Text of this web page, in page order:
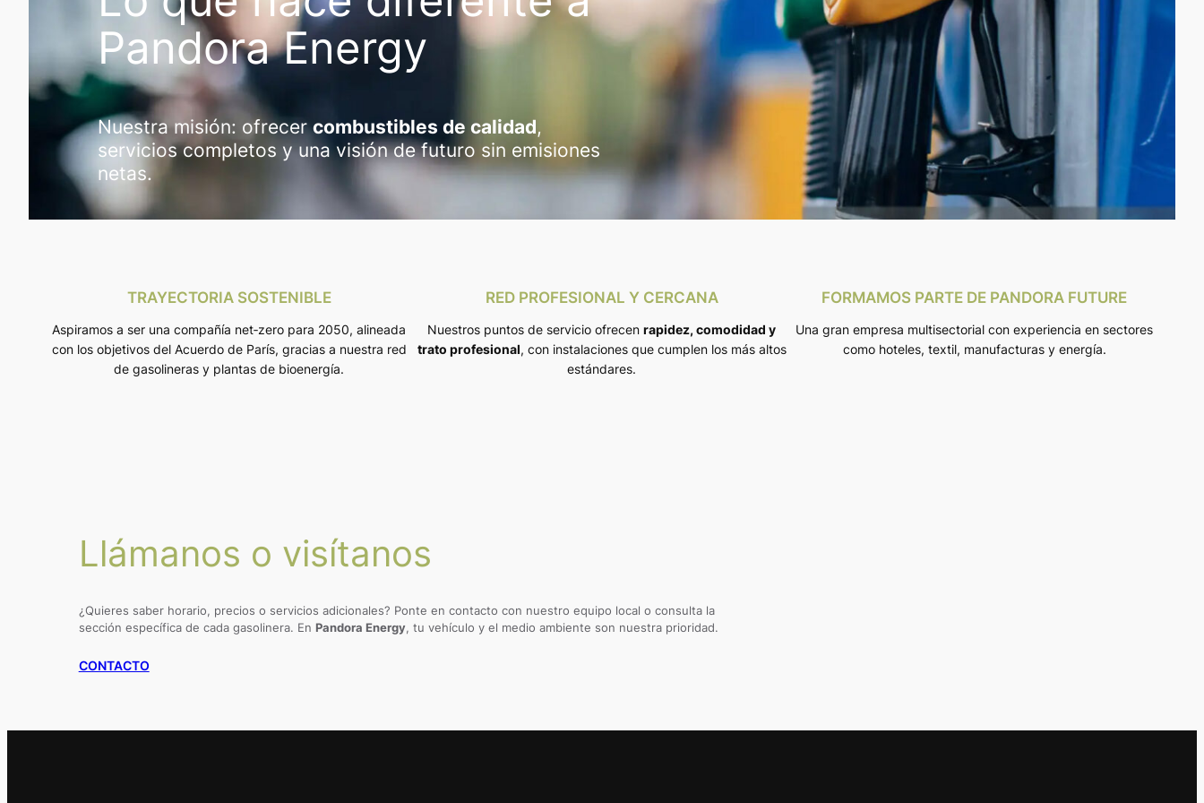
Pandora Energy
Nuestra misión: ofrecercombustibles de calidad,
servicios completos y una visión de futuro sin emisiones
netas.
TRAYECTORIA SOSTENIBLE
Aspiramos a ser una compañía net‑zero para 2050, alineada
con los objetivos del Acuerdo de París, gracias a nuestra red
de gasolineras y plantas de bioenergía.
RED PROFESIONAL Y CERCANA
Nuestros puntos de servicio ofrecenrapidez, comodidad y
trato profesional, con instalaciones que cumplen los más altos
estándares.
FORMAMOS PARTE DE PANDORA FUTURE
Una gran empresa multisectorial con experiencia en sectores
como hoteles, textil, manufacturas y energía.
Llámanos o visítanos
¿Quieres saber horario, precios o servicios adicionales? Ponte en contacto con nuestro equipo local o consulta la
sección específica de cada gasolinera. En Pandora Energy, tu vehículo y el medio ambiente son nuestra prioridad.
CONTACTO